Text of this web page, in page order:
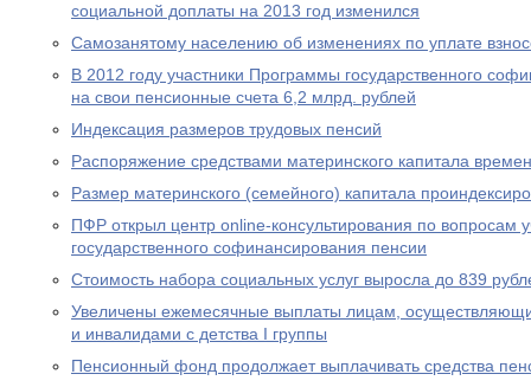
социальной доплаты на 2013 год изменился
Самозанятому населению об изменениях по уплате
В 2012 году участники Программы государственного
на свои пенсионные счета 6,2 млрд. рублей
Индексация размеров трудовых пенсий
Распоряжение средствами материнского капитала
Размер материнского (семейного) капитала
ПФР открыл центр online-консультирования по вопросам
государственного софинансирования пенсии
Стоимость набора социальных услуг выросла до 839
Увеличены ежемесячные выплаты лицам,
и инвалидами с детства I группы
Пенсионный фонд продолжает выплачивать средства